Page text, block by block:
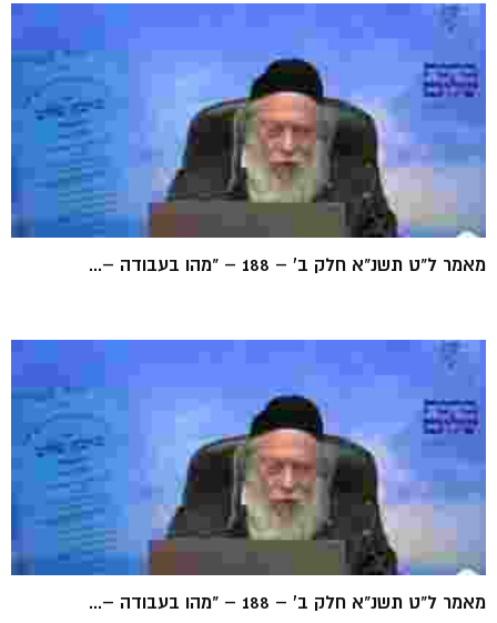
מאמר ל"ט תשנ"א חלק ב' – 188 – "מהו בעבודה –...
מאמר ל"ט תשנ"א חלק ב' – 188 – "מהו בעבודה –...